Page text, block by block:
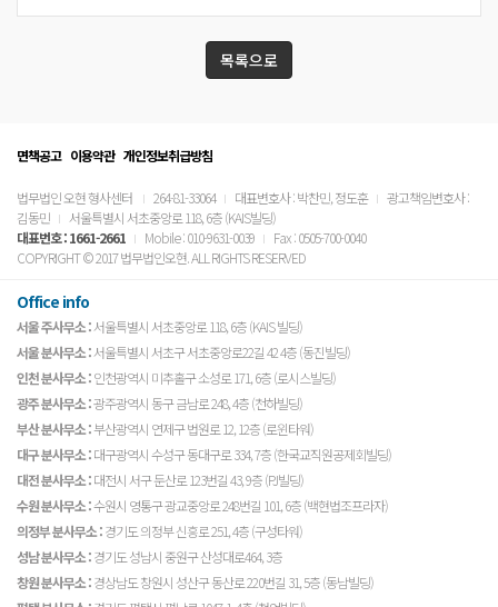
목록으로
면책공고 이용약관 개인정보취급방침
법무법인 오현 형사센터 264-81-33064 대표변호사 : 박찬민, 정도훈
광고책임변호사 :
김동민
서울특별시 서초중앙로 118, 6층 (KAIS빌딩)
대표번호 :1661-2661 Mobile : 010-9631-0039
Fax : 0505-700-0040
COPYRIGHT © 2017 법무법인오현. ALL RIGHTS RESERVED
Office info
서울 주사무소 :서울특별시 서초중앙로 118, 6층 (KAIS 빌딩)
서울 분사무소 :서울특별시 서초구 서초중앙로22길 42 4층 (동진빌딩)
인천 분사무소 :인천광역시 미추홀구 소성로 171, 6층 (로시스빌딩)
광주 분사무소 :광주광역시 동구 금남로 248, 4층 (천하빌딩)
부산 분사무소 :부산광역시 연제구 법원로 12, 12층 (로윈타워)
대구 분사무소 :대구광역시 수성구 동대구로 334, 7층 (한국교직원공제회빌딩)
대전 분사무소 :대전시 서구 둔산로 123번길 43, 9층 (PJ빌딩)
수원 분사무소 :수원시 영통구 광교중앙로 248번길 101, 6층 (백현법조프라자)
의정부 분사무소 :경기도 의정부 신흥로 251, 4층 (구성타워)
성남 분사무소 :경기도 성남시 중원구 산성대로464, 3층
창원 분사무소 :경상남도 창원시 성산구 동산로 220번길 31, 5층 (동남빌딩)